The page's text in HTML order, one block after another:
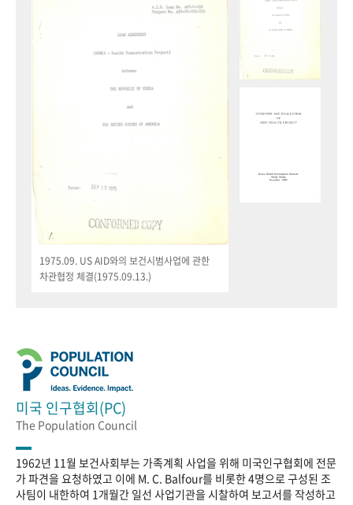
1975.09. US AID와의 보건시범사업에 관한
차관협정 체결(1975.09.13.)
미국 인구협회(PC)
The Population Council
1962년 11월 보건사회부는 가족계획 사업을 위해 미국인구협회에 전문
가 파견을 요청하였고 이에 M. C. Balfour를 비롯한 4명으로 구성된 조
사팀이 내한하여 1개월간 일선 사업기관을 시찰하여 보고서를 작성하고